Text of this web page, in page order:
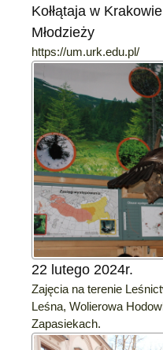
Kołłątaja w
Młodzieży
https://um.urk.edu.pl/
22 lutego 2024r.
Zajęcia na terenie
Leśna, Wolierowa
Zapasiekach.